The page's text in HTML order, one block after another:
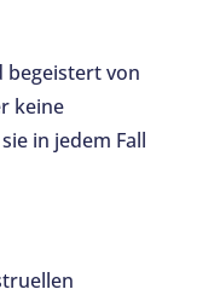
begeistert von
keine
in jedem Fall